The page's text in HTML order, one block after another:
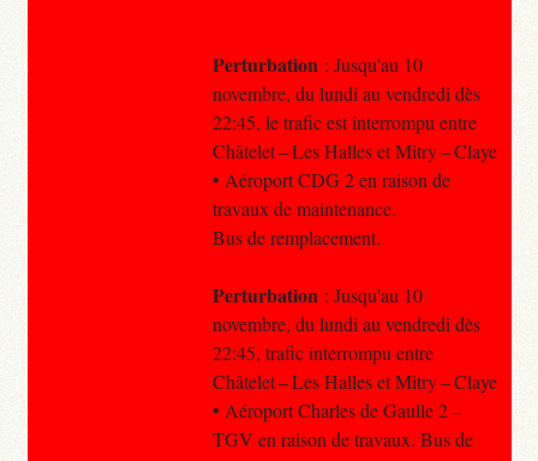
Perturbation : Jusqu'au 10
novembre, du lundi au vendredi dès
22:45, le trafic est interrompu entre
Châtelet – Les Halles et Mitry – Claye
• Aéroport CDG 2 en raison de
travaux de maintenance.
Bus de remplacement.
Perturbation : Jusqu'au 10
novembre, du lundi au vendredi dès
22:45, trafic interrompu entre
Châtelet – Les Halles et Mitry – Claye
• Aéroport Charles de Gaulle 2 –
TGV en raison de travaux. Bus de